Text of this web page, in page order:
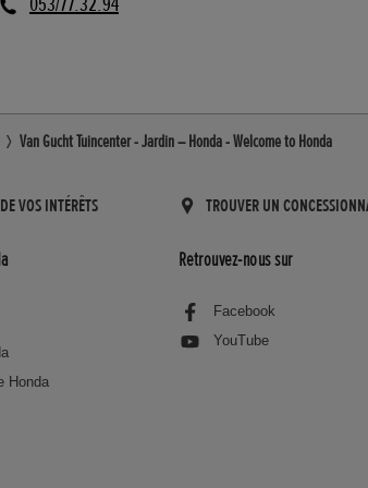
Van Gucht Tuincenter - Jardin – Honda - Welcome to Honda
VOS INTÉRÊTS TROUVER UN
Honda
Retrouvez-nous sur
Facebook
YouTube